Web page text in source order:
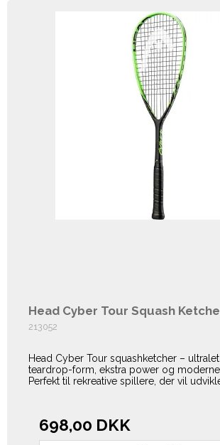
Head Cyber Tour Squash
213052
Head Cyber Tour squashketcher –
teardrop-form, ekstra power og
Perfekt til rekreative spillere, der vil
698,00 DKK